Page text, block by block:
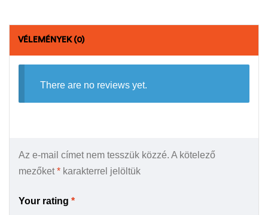
VÉLEMÉNYEK (0)
There are no reviews yet.
Az e-mail címet nem tesszük közzé. A kötelező
mezőket* karakterrel jelöltük
Your rating *